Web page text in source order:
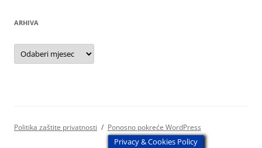
ARHIVA
Arhiva
Politika zaštite privatnosti Ponosno pokreće WordPress
Privacy & Cookies Policy